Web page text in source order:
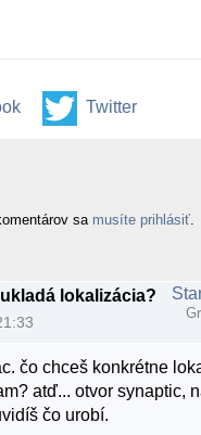
Twitter
sa musíte prihlásiť
lokalizácia?
čo chceš konkrétne
atď... otvor synaptic,
čo urobí.